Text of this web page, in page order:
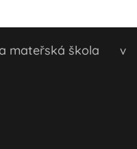
a mateřská škola v